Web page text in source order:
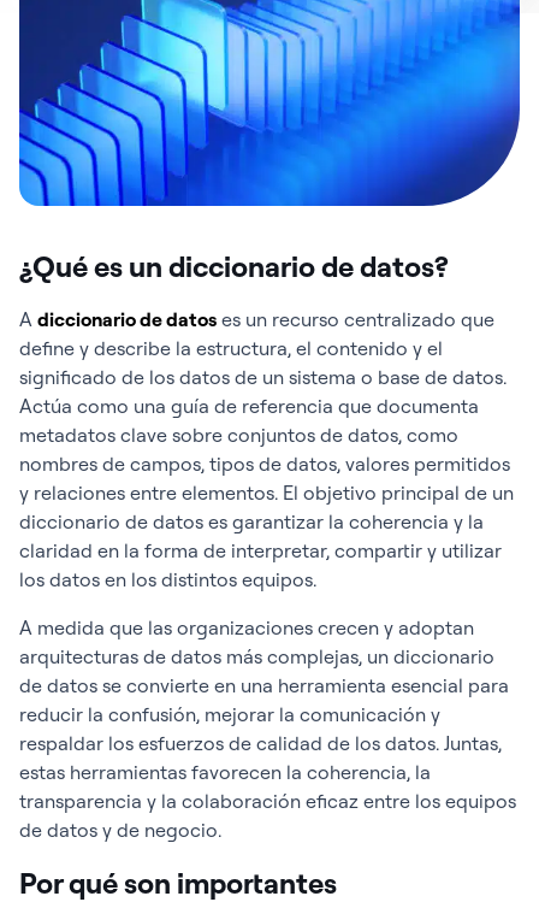
¿Qué es un diccionario de datos?
A diccionario de datos es un recurso centralizado que
define y describe la estructura, el contenido y el
significado de los datos de un sistema o base de datos.
Actúa como una guía de referencia que documenta
metadatos clave sobre conjuntos de datos, como
nombres de campos, tipos de datos, valores permitidos
y relaciones entre elementos. El objetivo principal de un
diccionario de datos es garantizar la coherencia y la
claridad en la forma de interpretar, compartir y utilizar
los datos en los distintos equipos.
A medida que las organizaciones crecen y adoptan
arquitecturas de datos más complejas, un diccionario
de datos se convierte en una herramienta esencial para
reducir la confusión, mejorar la comunicación y
respaldar los esfuerzos de calidad de los datos. Juntas,
estas herramientas favorecen la coherencia, la
transparencia y la colaboración eficaz entre los equipos
de datos y de negocio.
Por qué son importantes